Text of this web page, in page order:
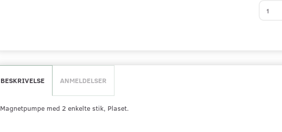
BESKRIVELSE ANMELDELSER
Magnetpumpe med 2 enkelte stik, Plaset.